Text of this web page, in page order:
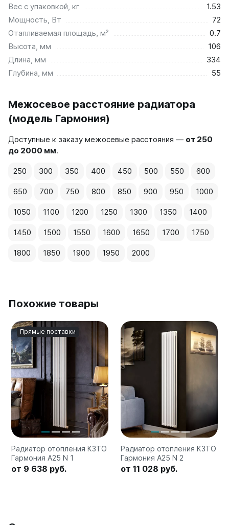
Вес с упаковкой, кг
1.53
Мощность, Вт
72
Отапливаемая площадь, м²
0.7
Высота, мм
106
Длина, мм
334
Глубина, мм
55
Межосевое расстояние радиатора
(модель Гармония)
Доступные к заказу межосевые расстояния — от 250
до 2000 мм.
250 300 350 400 450 500 550 600
650 700 750 800 850 900 950 1000
1050 1100 1200 1250 1300 1350 1400
1450 1500 1550 1600 1650 1700 1750
1800 1850 1900 1950 2000
Похожие товары
Прямые поставки
Радиатор отопления КЗТО
Гармония А25 N 1
от 9 638 руб.
Радиатор отопления КЗТО
Гармония А25 N 2
от 11 028 руб.